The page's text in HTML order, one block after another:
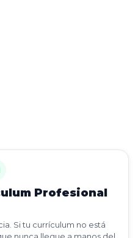
Profesional
Si tu currículum no está